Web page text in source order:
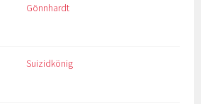
Gönnhardt
Suizidkönig